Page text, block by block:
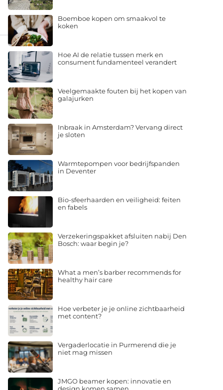
Boemboe kopen om smaakvol te
koken
Hoe AI de relatie tussen merk en
consument fundamenteel verandert
Veelgemaakte fouten bij het kopen van
galajurken
Inbraak in Amsterdam? Vervang direct
je sloten
Warmtepompen voor bedrijfspanden
in Deventer
Bio-sfeerhaarden en veiligheid: feiten
en fabels
Verzekeringspakket afsluiten nabij Den
Bosch: waar begin je?
What a men’s barber recommends for
healthy hair care
Hoe verbeter je je online zichtbaarheid
met content?
Vergaderlocatie in Purmerend die je
niet mag missen
JMGO beamer kopen: innovatie en